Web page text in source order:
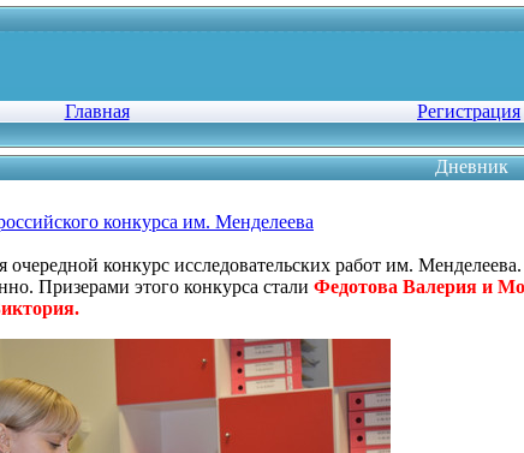
Главная Регистрация
Дневник
конкурса им. Менделеева
очередной конкурс исследовательских работ им.
Призерами этого конкурса стали Федотова Валерия и